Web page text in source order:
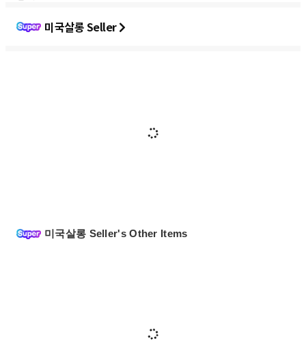
미국살롱 Seller
미국살롱 Seller's Other Items